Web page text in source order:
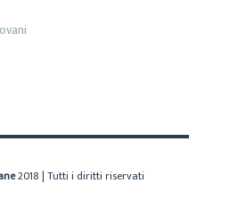
2018 | Tutti i diritti riservati